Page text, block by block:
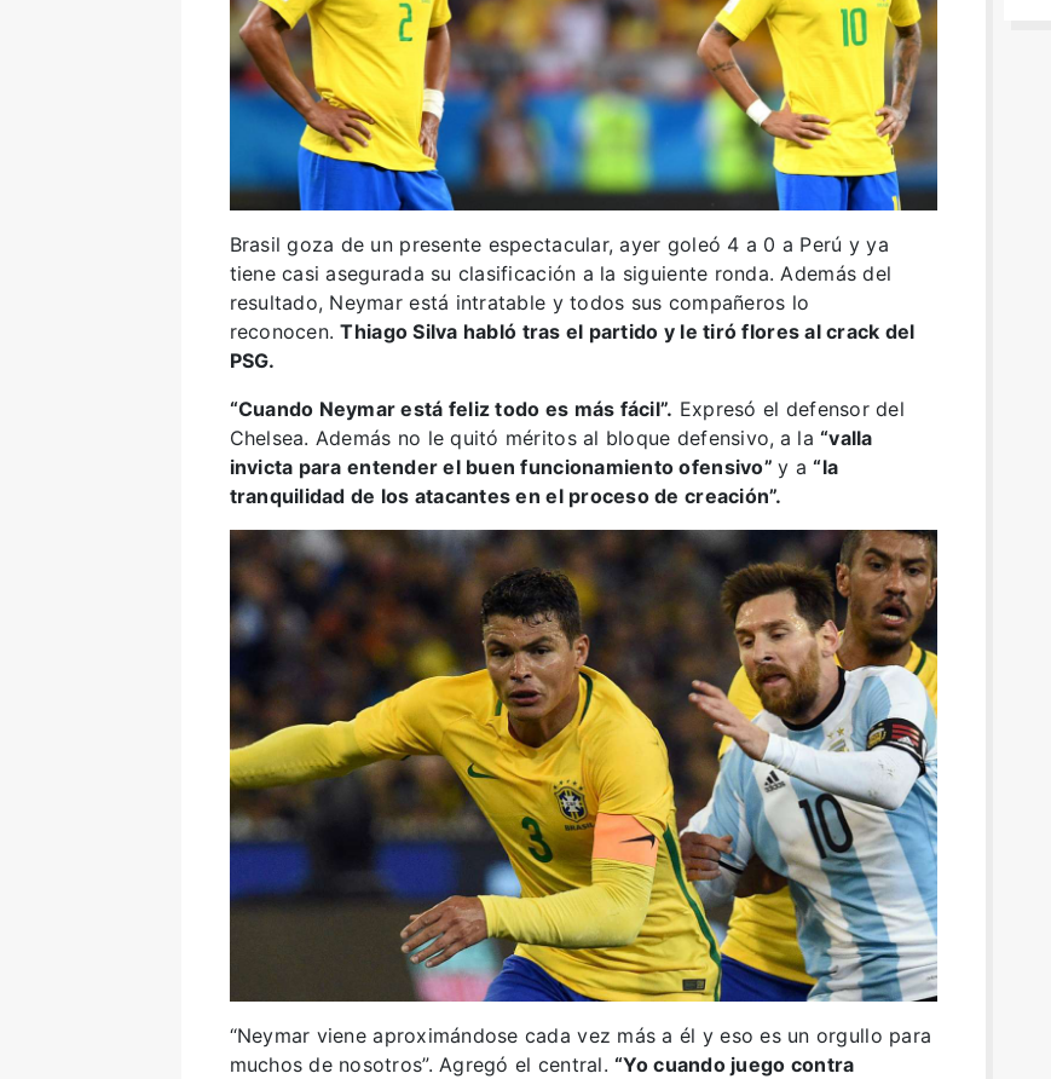
Brasil goza de un presente espectacular, ayer goleó 4 a 0 a Perú y ya
tiene casi asegurada su clasificación a la siguiente ronda. Además del
resultado, Neymar está intratable y todos sus compañeros lo
reconocen.Thiago Silva habló tras el partido y le tiró flores al crack del
PSG.
“Cuando Neymar está feliz todo es más fácil”. Expresó el defensor del
Chelsea. Además no le quitó méritos al bloque defensivo, a la“valla
invicta para entender el buen funcionamiento ofensivo”y a“la
tranquilidad de los atacantes en el proceso de creación”.
“Neymar viene aproximándose cada vez más a él y eso es un orgullo para
muchos de nosotros”. Agregó el central.“Yo cuando juego contra